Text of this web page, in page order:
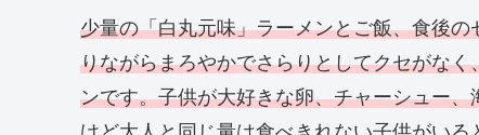
少量の「白丸元味」ラーメンとご飯、食後
りながらまろやかでさらりとしてクセがな
ンです。子供が大好きな卵、チャーシュー